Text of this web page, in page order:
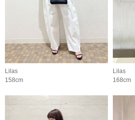
Lilas
158cm
Lilas
168cm